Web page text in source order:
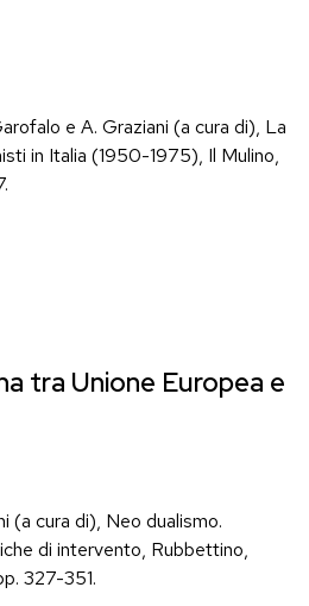
e A. Graziani (a cura di), La
in Italia (1950-1975), Il Mulino,
tra Unione Europea e
(a cura di), Neo dualismo.
di intervento, Rubbettino,
327-351.